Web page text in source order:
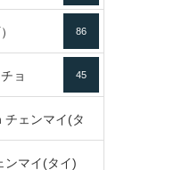
86
ョ 45
チェンマイ(タ
ンマイ(タイ)